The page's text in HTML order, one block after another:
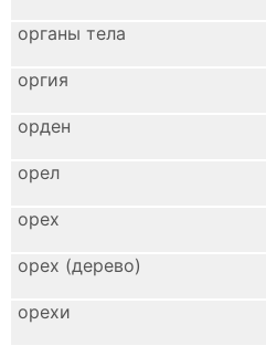
органы тела
оргия
орден
орел
орех
орех (дерево)
орехи